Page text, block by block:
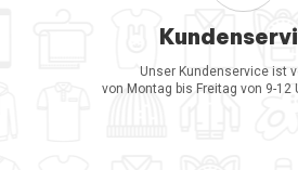
Unser Kundenservice ist
von Montag bis Freitag von 9-12